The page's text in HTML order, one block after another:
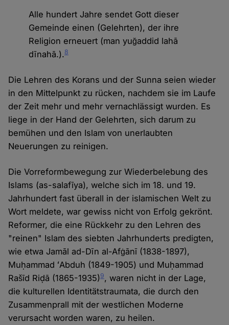
Alle hundert Jahre sendet Gott dieser
Gemeinde einen (Gelehrten), der ihre
Religion erneuert (man yuğaddid lahā
dīnahā.).8
Die Lehren des Korans und der Sunna seien wieder
in den Mittelpunkt zu rücken, nachdem sie im Laufe
der Zeit mehr und mehr vernachlässigt wurden. Es
liege in der Hand der Gelehrten, sich darum zu
bemühen und den Islam von unerlaubten
Neuerungen zu reinigen.
Die Vorreformbewegung zur Wiederbelebung des
Islams (as-salafīya), welche sich im 18. und 19.
Jahrhundert fast überall in der islamischen Welt zu
Wort meldete, war gewiss nicht von Erfolg gekrönt.
Reformer, die eine Rückkehr zu den Lehren des
"reinen" Islam des siebten Jahrhunderts predigten,
wie etwa Jamāl ad-Dīn al-Afġānī (1838-1897),
Muḥammad ʻAbduh (1849-1905) und Muḥammad
Rašīd Riḍā (1865-1935)9, waren nicht in der Lage,
die kulturellen Identitätstraumata, die durch den
Zusammenprall mit der westlichen Moderne
verursacht worden waren, zu heilen.